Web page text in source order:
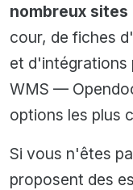
nombreux sites
cour, de fiches
et d'intégrations
WMS —
options les plus
Si vous n'êtes
proposent des